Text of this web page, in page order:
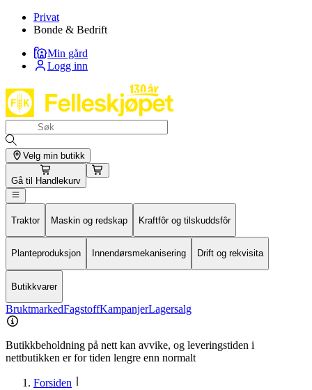
Privat
Bonde & Bedrift
Min gård
Logg inn
Velg min butikk
Gå til Handlekurv
Traktor Maskin og redskap Kraftfôr og tilskuddsfôr
Planteproduksjon Innendørsmekanisering Drift og rekvisita
Butikkvarer
BruktmarkedFagstoffKampanjerLagersalg
Butikkbeholdning på nett kan avvike, og leveringstiden i
nettbutikken er for tiden lengre enn normalt
Forsiden